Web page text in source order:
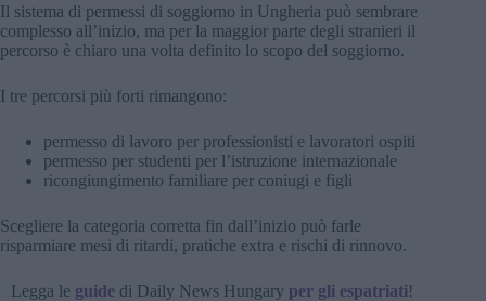
Il sistema di permessi di soggiorno in Ungheria può sembrare
complesso all’inizio, ma per la maggior parte degli stranieri il
percorso è chiaro una volta definito lo scopo del soggiorno.
I tre percorsi più forti rimangono:
permesso di lavoro per professionisti e lavoratori ospiti
permesso per studenti per l’istruzione internazionale
ricongiungimento familiare per coniugi e figli
Scegliere la categoria corretta fin dall’inizio può farle
risparmiare mesi di ritardi, pratiche extra e rischi di rinnovo.
Legga le guidedi Daily News Hungary per gli espatriati!